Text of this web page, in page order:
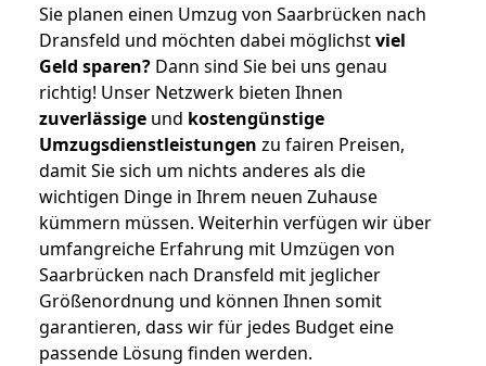
Sie planen einen Umzug von Saarbrücken nach
Dransfeld und möchten dabei möglichstviel
Geld sparen? Dann sind Sie bei uns genau
richtig! Unser Netzwerk bieten Ihnen
zuverlässige und kostengünstige
Umzugsdienstleistungen zu fairen Preisen,
damit Sie sich um nichts anderes als die
wichtigen Dinge in Ihrem neuen Zuhause
kümmern müssen. Weiterhin verfügen wir über
umfangreiche Erfahrung mit Umzügen von
Saarbrücken nach Dransfeld mit jeglicher
Größenordnung und können Ihnen somit
garantieren, dass wir für jedes Budget eine
passende Lösung finden werden.